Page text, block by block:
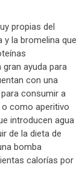
propias del
y la bromelina que
ayuda para
con una
consumir a
como aperitivo
introducen agua
de la dieta de
bomba
calorías por